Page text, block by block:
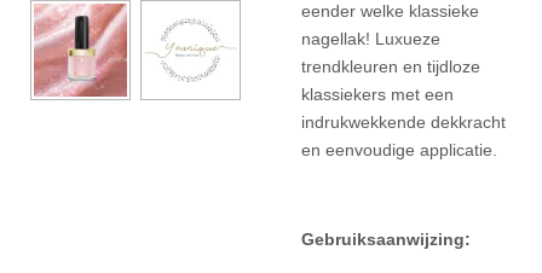
eender welke klassieke
nagellak! Luxueze
trendkleuren en tijdloze
klassiekers met een
indrukwekkende dekkracht
en eenvoudige applicatie.
Gebruiksaanwijzing: